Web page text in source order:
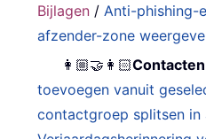
Bijlagen / Anti-phishing-
afzender-zone
👩🏼‍🤝‍👩🏻
toevoegen vanuit
contactgroep splitsen